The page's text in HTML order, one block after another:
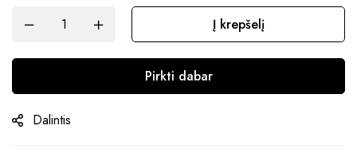
Į krepšelį
Pirkti dabar
Dalintis